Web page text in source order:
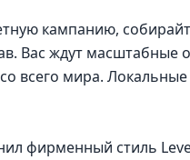
кампанию,
Вас ждут масштабные
всего мира.
фирменный стиль